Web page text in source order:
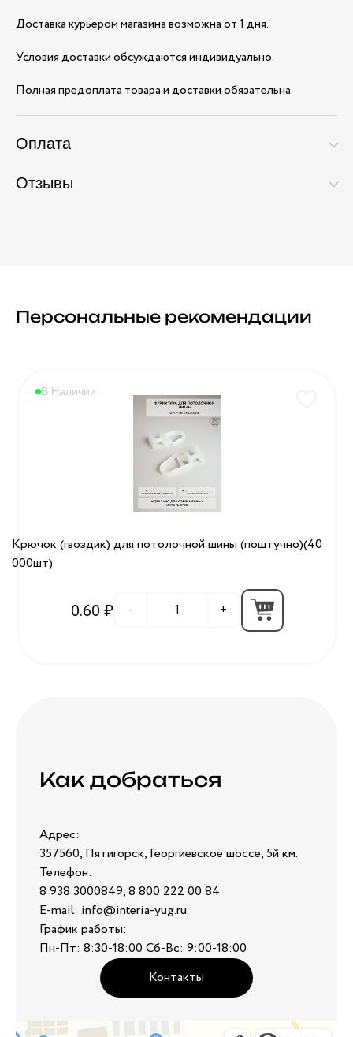
Доставка курьером магазина возможна от 1 дня.
Условия доставки обсуждаются индивидуально.
Полная предоплата товара и доставки обязательна.
Оплата
Отзывы
Персональные рекомендации
Крючок (гвоздик) для потолочной шины (поштучно)(40
000шт)
В Наличии
0.60 ₽ - +
Как добраться
Адрес:
357560, Пятигорск, Георгиевское шоссе, 5й км.
Телефон:
8 938 3000849, 8 800 222 00 84
E-mail: info@interia-yug.ru
График работы:
Пн-Пт: 8:30-18:00 Сб-Вс: 9:00-18:00
Контакты